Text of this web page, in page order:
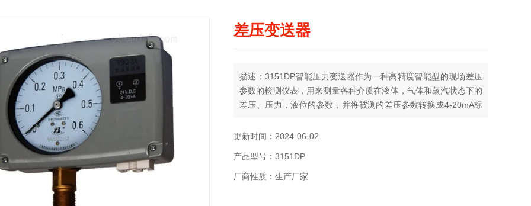
差压变送器
描述：3151DP智能压力变送器作为一种高精度智能型的现场差压
参数的检测仪表，用来测量各种介质在液体，气体和蒸汽状态下的
差压、压力，液位的参数，并将被测的差压参数转换成4-20mA标
通讯的功能，变送器具有输出参数组态功能，能适应不同用户的需
表一厂3151DP差压变送器
更新时间：2024-06-02
产品型号：3151DP
厂商性质：生产厂家